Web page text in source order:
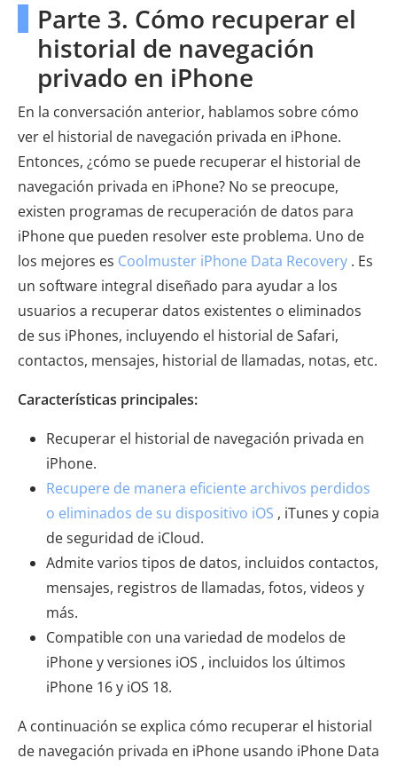
Parte 3. Cómo recuperar el
historial de navegación
privado en iPhone
En la conversación anterior, hablamos sobre cómo
ver el historial de navegación privada en iPhone.
Entonces, ¿cómo se puede recuperar el historial de
navegación privada en iPhone? No se preocupe,
existen programas de recuperación de datos para
iPhone que pueden resolver este problema. Uno de
los mejores es Coolmuster iPhone Data Recovery . Es
un software integral diseñado para ayudar a los
usuarios a recuperar datos existentes o eliminados
de sus iPhones, incluyendo el historial de Safari,
contactos, mensajes, historial de llamadas, notas, etc.
Características principales:
Recuperar el historial de navegación privada en
iPhone.
Recupere de manera eficiente archivos perdidos
o eliminados de su dispositivo iOS , iTunes y copia
de seguridad de iCloud.
Admite varios tipos de datos, incluidos contactos,
mensajes, registros de llamadas, fotos, videos y
más.
Compatible con una variedad de modelos de
iPhone y versiones iOS , incluidos los últimos
iPhone 16 y iOS 18.
A continuación se explica cómo recuperar el historial
de navegación privada en iPhone usando iPhone Data